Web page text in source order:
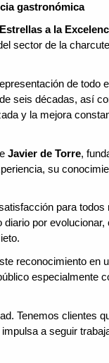
gastronómica
a la
sector de la
de todo
seis décadas, así
y la mejora
Javier de Torre,
su
para todos
por evolucionar,
reconocimiento en
especialmente
Tenemos clientes
a seguir